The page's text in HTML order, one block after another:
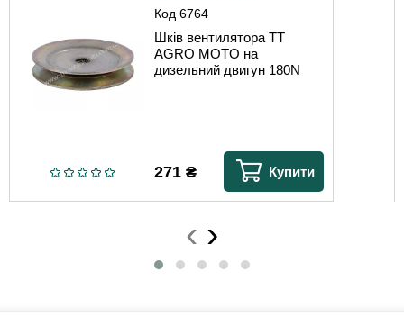
Код 6764
Шків вентилятора TT
AGRO MOTO на
дизельний двигун 180N
271 ₴ Купити
‹ ›